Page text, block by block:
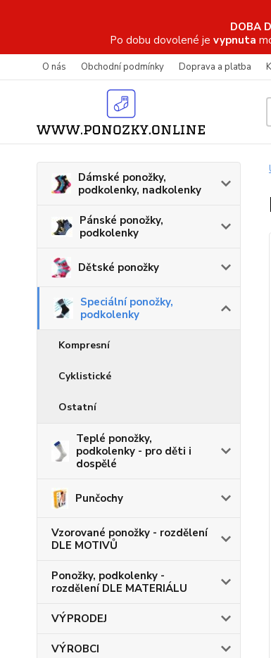
DOBA
Po dobu dovolené je vypnuta
O nás Obchodní podmínky Doprava a platba
Dámské ponožky,
podkolenky, nadkolenky
Pánské ponožky,
podkolenky
Dětské ponožky
Speciální ponožky,
podkolenky
Kompresní
Cyklistické
Ostatní
Teplé ponožky,
podkolenky - pro děti i
dospělé
Punčochy
Vzorované ponožky - rozdělení
DLE MOTIVŮ
Ponožky, podkolenky -
rozdělení DLE MATERIÁLU
VÝPRODEJ
VÝROBCI